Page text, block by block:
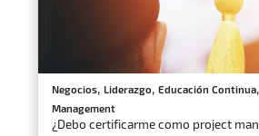
Negocios, Liderazgo, Educación Continua,
Management
¿Debo certificarme como project